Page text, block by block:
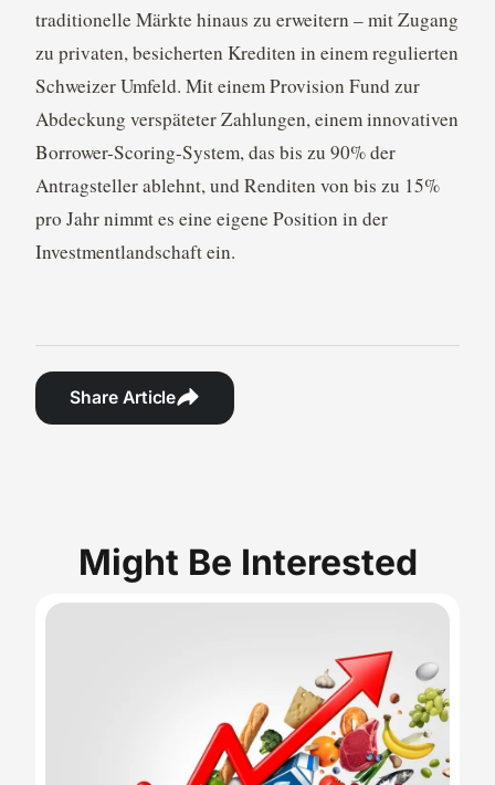
traditionelle Märkte hinaus zu erweitern – mit Zugang
zu privaten, besicherten Krediten in einem regulierten
Schweizer Umfeld. Mit einem Provision Fund zur
Abdeckung verspäteter Zahlungen, einem innovativen
Borrower-Scoring-System, das bis zu 90% der
Antragsteller ablehnt, und Renditen von bis zu 15%
pro Jahr nimmt es eine eigene Position in der
Investmentlandschaft ein.
Share Article
Might Be Interested